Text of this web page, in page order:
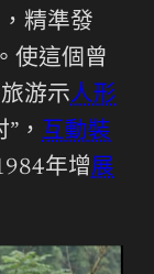
精準發
使這個曾
游示人形
， 互動裝
年增展